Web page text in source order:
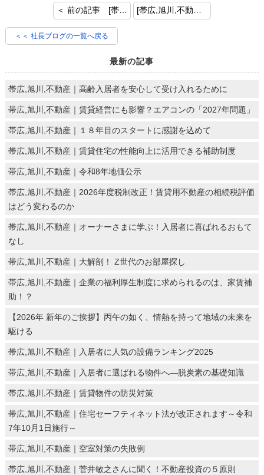
＜ 前の記事 [帯広,旭川,不動産｜長期空室の要因と対策について] [帯広,旭川,不動産｜理解を深めておきたい法改正のポイント] 次の記事 ＞
＜＜ 社長ブログの一覧へ戻る
最新の記事
帯広,旭川,不動産｜高齢入居者を安心して受け入れるために
帯広,旭川,不動産｜賃貸経営にも影響？エアコンの「2027年問題」
帯広,旭川,不動産｜１８年目のスタートに感謝を込めて
帯広,旭川,不動産｜賃貸住宅の性能向上に活用できる補助制度
帯広,旭川,不動産｜令和8年地価公示
帯広,旭川,不動産｜2026年度税制改正！賃貸用不動産の相続税評価
はどう変わるのか
帯広,旭川,不動産｜オーナーさまに学ぶ！入居者に喜ばれるおもて
なし
帯広,旭川,不動産｜大解剖！ Z世代のお部屋探し
帯広,旭川,不動産｜企業の福利厚生制度に求められるのは、家賃補
助！？
【2026年 新年のご挨拶】丙午の如く、情熱を持って地域の未来を
駆ける
帯広,旭川,不動産｜入居者に人気の設備ランキング2025
帯広,旭川,不動産｜入居者に選ばれる物件へ―脱炭素の基礎知識
帯広,旭川,不動産｜賃貸物件の防災対策
帯広,旭川,不動産｜住宅セーフティネット法が改正されます～令和
7年10月1日施行～
帯広,旭川,不動産｜空室対策の失敗例
帯広,旭川,不動産｜菅井敏之さんに聞く！不動産投資の５原則